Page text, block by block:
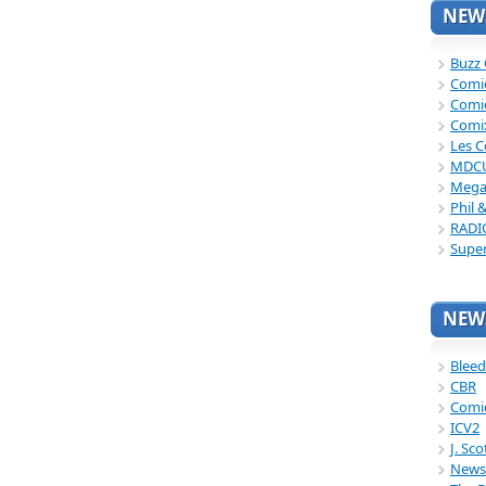
Buzz
Les
Phil
CBR
ICV2
J.